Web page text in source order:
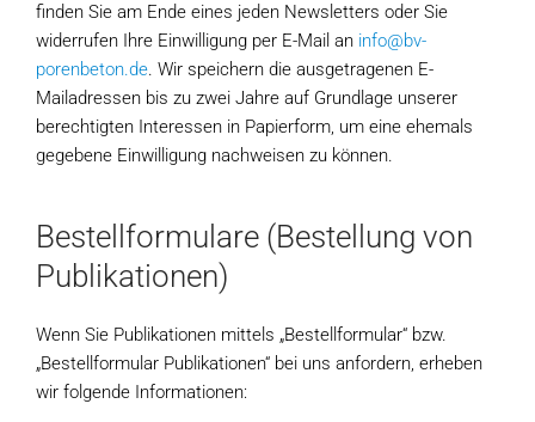
finden Sie am Ende eines jeden Newsletters oder Sie
widerrufen Ihre Einwilligung per E-Mail an info@bv-
porenbeton.de. Wir speichern die ausgetragenen E-
Mailadressen bis zu zwei Jahre auf Grundlage unserer
berechtigten Interessen in Papierform, um eine ehemals
gegebene Einwilligung nachweisen zu können.
Bestellformulare (Bestellung von
Publikationen)
Wenn Sie Publikationen mittels „Bestellformular“ bzw.
„Bestellformular Publikationen“ bei uns anfordern, erheben
wir folgende Informationen: